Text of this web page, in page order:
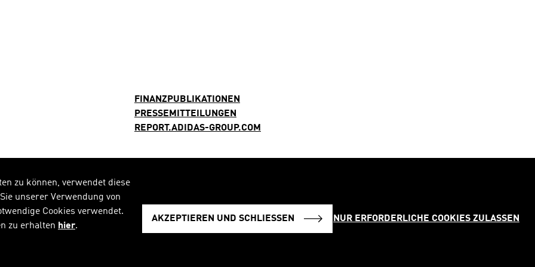
FINANZPUBLIKATIONEN
PRESSEMITTEILUNGEN
REPORT.ADIDAS-GROUP.COM
zu können, verwendet diese
unserer Verwendung von
Cookies verwendet.
zu erhalten hier.
AKZEPTIEREN UND SCHLIESSEN NUR ERFORDERLICHE COOKIES ZULASSEN